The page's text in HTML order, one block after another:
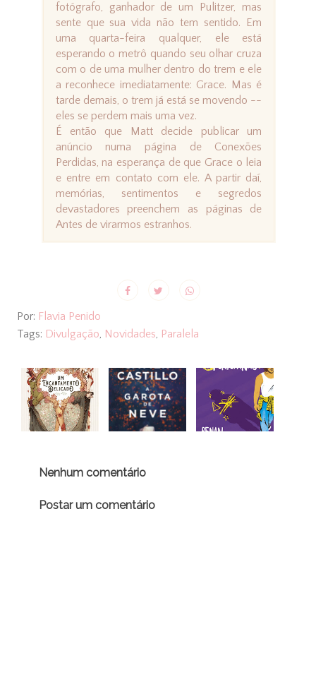
fotógrafo, ganhador de um Pulitzer, mas
sente que sua vida não tem sentido. Em
uma quarta-feira qualquer, ele está
esperando o metrô quando seu olhar cruza
com o de uma mulher dentro do trem e ele
a reconhece imediatamente: Grace. Mas é
tarde demais, o trem já está se movendo --
eles se perdem mais uma vez.
É então que Matt decide publicar um
anúncio numa página de Conexões
Perdidas, na esperança de que Grace o leia
e entre em contato com ele. A partir daí,
memórias, sentimentos e segredos
devastadores preenchem as páginas de
Antes de virarmos estranhos.
Por: Flavia Penido
Tags: Divulgação, Novidades, Paralela
Nenhum comentário
Postar um comentário